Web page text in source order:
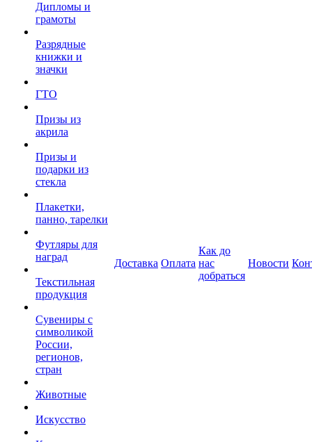
Дипломы и
грамоты
Разрядные
книжки и
значки
ГТО
Призы из
акрила
Призы и
подарки из
стекла
Плакетки,
панно, тарелки
Футляры для
наград
Текстильная
продукция
Сувениры с
символикой
России,
регионов,
стран
Животные
Искусство
Доставка Оплата
Как до
нас
добраться
Новости